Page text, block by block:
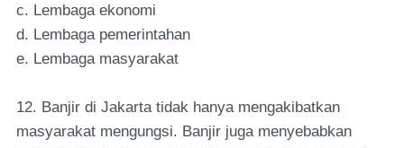
c. Lembaga ekonomi
d. Lembaga pemerintahan
e. Lembaga masyarakat
12. Banjir di Jakarta tidak hanya mengakibatkan
masyarakat mengungsi. Banjir juga menyebabkan